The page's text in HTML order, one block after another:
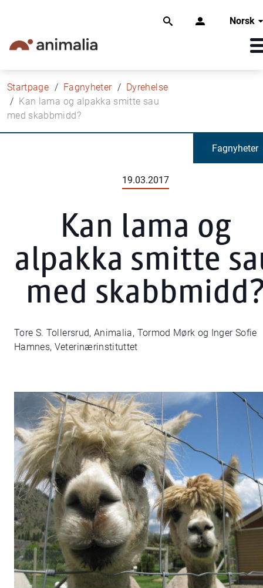
Norsk
Startpage Fagnyheter
Dyrehelse
Kan lama og alpakka smitte sau
med skabbmidd?
Fagnyheter
19.03.2017
Kan lama og
alpakka smitte
med
Tore S. Tollersrud, Animalia, Tormod Mørk og Inger Sofie
Hamnes, Veterinærinstituttet